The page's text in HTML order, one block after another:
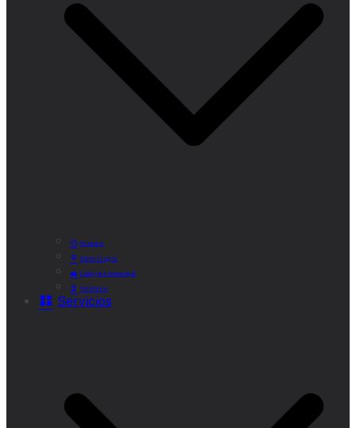
Historia
Cómo Llegar
Callejero Municipal
Teléfonos
Servicios